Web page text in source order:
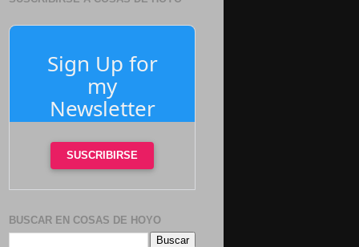
Sign Up for
my
Newsletter
SUSCRIBIRSE
BUSCAR EN COSAS DE HOYO